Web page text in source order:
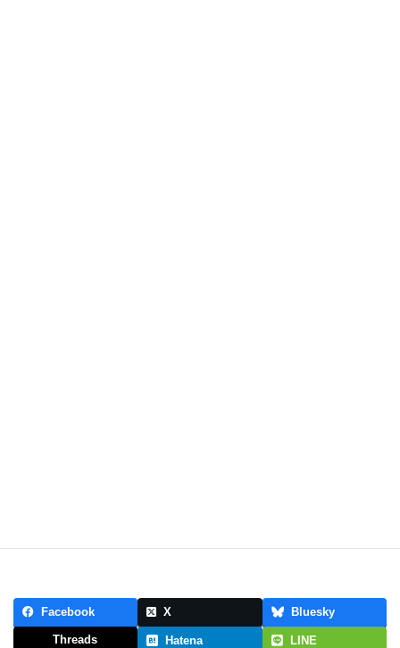
Facebook X Bluesky
Threads Hatena LINE